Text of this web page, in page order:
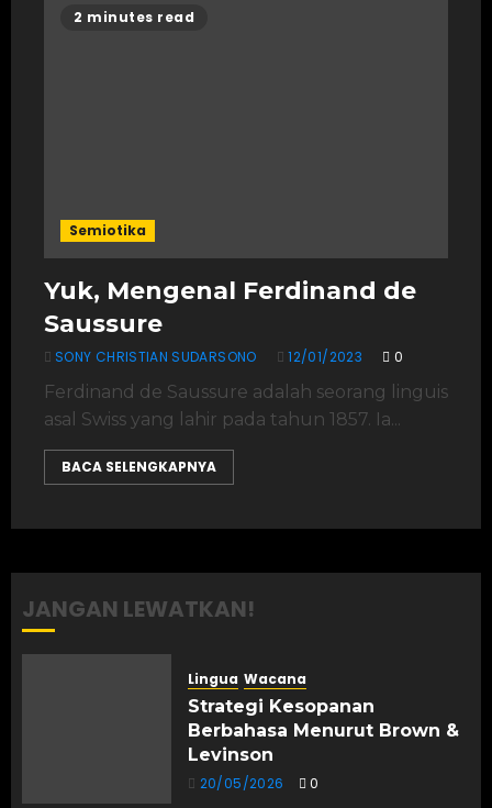
2 minutes read
Semiotika
Yuk, Mengenal Ferdinand de
Saussure
SONY CHRISTIAN SUDARSONO 12/01/2023 0
Ferdinand de Saussure adalah seorang linguis
asal Swiss yang lahir pada tahun 1857. Ia...
BACA SELENGKAPNYA
JANGAN LEWATKAN!
Lingua Wacana
Strategi Kesopanan
Berbahasa Menurut Brown &
Levinson
20/05/2026 0